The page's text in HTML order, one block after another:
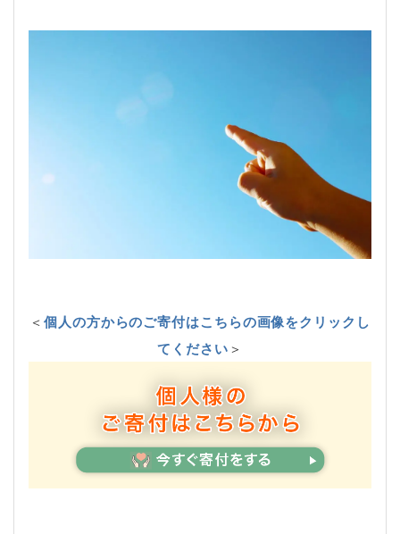
＜個人の方からのご寄付はこちらの画像をクリックし
てください＞